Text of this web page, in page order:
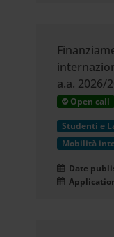
a.a. 2026/
Open call
Studenti e
Mobilità
Date